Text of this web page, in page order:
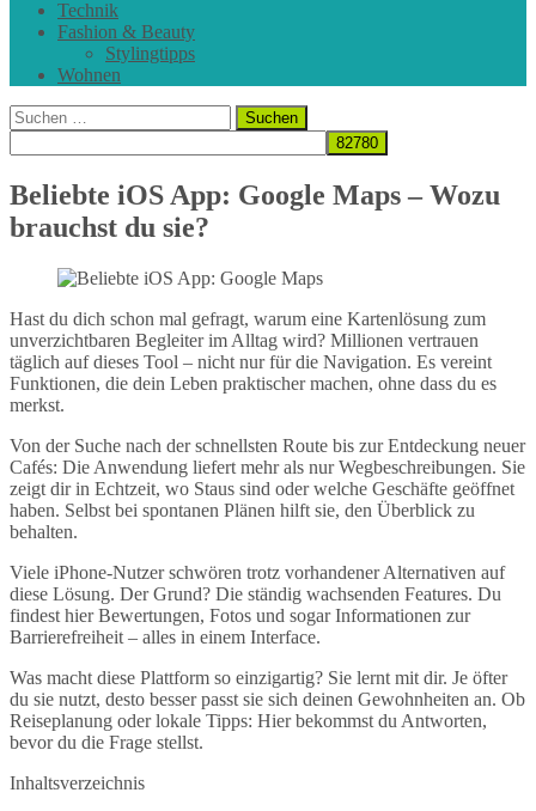
Technik
Fashion & Beauty
Stylingtipps
Wohnen
Suchen
nach:
Beliebte iOS App: Google Maps – Wozu
brauchst du sie?
Hast du dich schon mal gefragt, warum eine Kartenlösung zum
unverzichtbaren Begleiter im Alltag wird? Millionen vertrauen
täglich auf dieses Tool – nicht nur für die Navigation. Es vereint
Funktionen, die dein Leben praktischer machen, ohne dass du es
merkst.
Von der Suche nach der schnellsten Route bis zur Entdeckung neuer
Cafés: Die Anwendung liefert mehr als nur Wegbeschreibungen. Sie
zeigt dir in Echtzeit, wo Staus sind oder welche Geschäfte geöffnet
haben. Selbst bei spontanen Plänen hilft sie, den Überblick zu
behalten.
Viele iPhone-Nutzer schwören trotz vorhandener Alternativen auf
diese Lösung. Der Grund? Die ständig wachsenden Features. Du
findest hier Bewertungen, Fotos und sogar Informationen zur
Barrierefreiheit – alles in einem Interface.
Was macht diese Plattform so einzigartig? Sie lernt mit dir. Je öfter
du sie nutzt, desto besser passt sie sich deinen Gewohnheiten an. Ob
Reiseplanung oder lokale Tipps: Hier bekommst du Antworten,
bevor du die Frage stellst.
Inhaltsverzeichnis